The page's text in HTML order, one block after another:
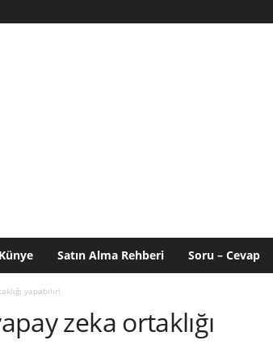
Künye Satın Alma Rehberi Soru – Cevap
yapabilir!
zeka ortaklığı